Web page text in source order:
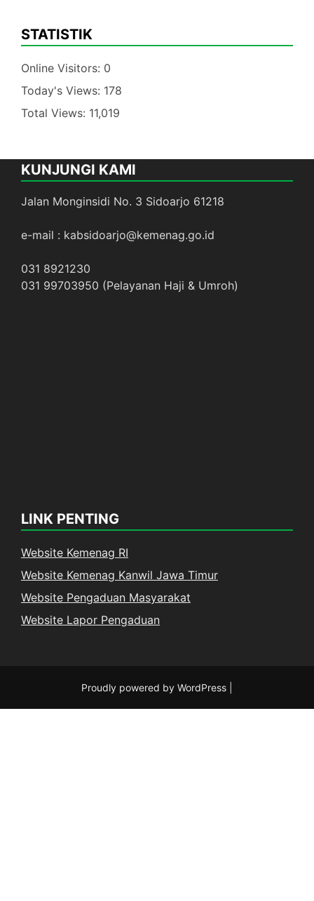
STATISTIK
Online Visitors: 0
Today's Views: 178
Total Views: 11,019
KUNJUNGI KAMI
Jalan Monginsidi No. 3 Sidoarjo 61218
e-mail : kabsidoarjo@kemenag.go.id
031 8921230
031 99703950 (Pelayanan Haji & Umroh)
LINK PENTING
Website Kemenag RI
Website Kemenag Kanwil Jawa Timur
Website Pengaduan Masyarakat
Website Lapor Pengaduan
Proudly powered by WordPress